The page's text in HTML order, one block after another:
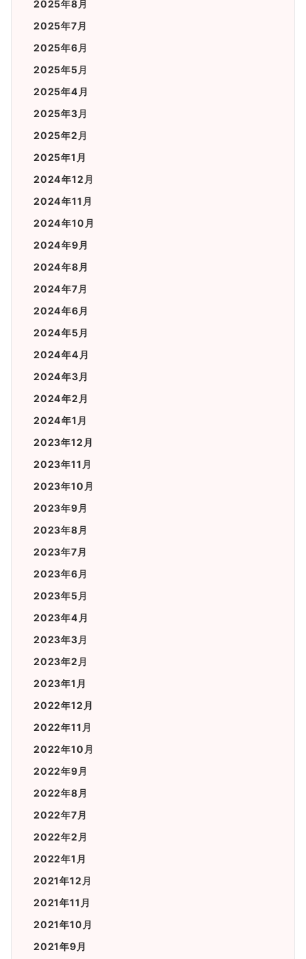
2025年8月
2025年7月
2025年6月
2025年5月
2025年4月
2025年3月
2025年2月
2025年1月
2024年12月
2024年11月
2024年10月
2024年9月
2024年8月
2024年7月
2024年6月
2024年5月
2024年4月
2024年3月
2024年2月
2024年1月
2023年12月
2023年11月
2023年10月
2023年9月
2023年8月
2023年7月
2023年6月
2023年5月
2023年4月
2023年3月
2023年2月
2023年1月
2022年12月
2022年11月
2022年10月
2022年9月
2022年8月
2022年7月
2022年2月
2022年1月
2021年12月
2021年11月
2021年10月
2021年9月